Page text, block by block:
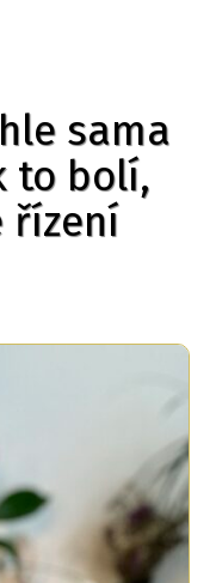
sama
to bolí,
řízení